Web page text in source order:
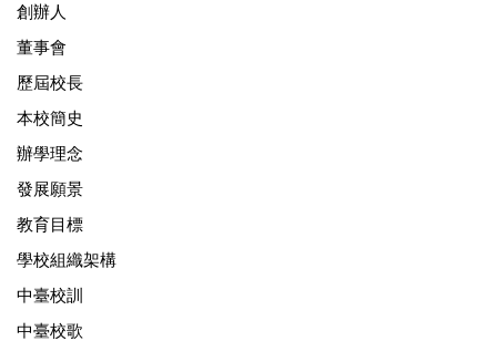
創辦人
董事會
歷屆校長
本校簡史
辦學理念
發展願景
教育目標
學校組織架構
中臺校訓
中臺校歌